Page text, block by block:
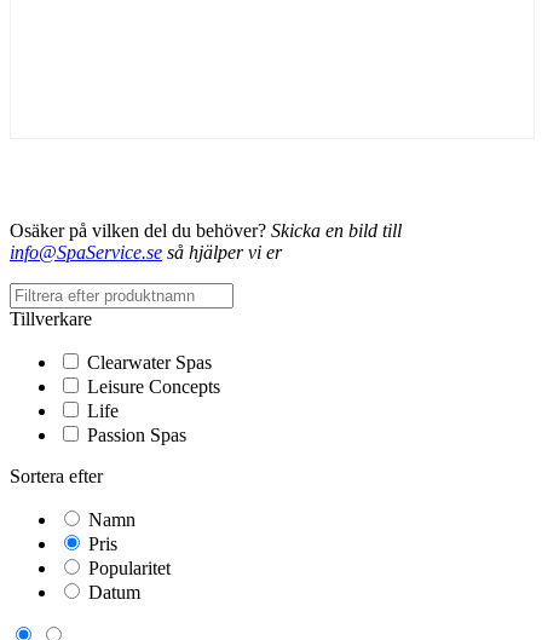
Osäker på vilken del du behöver? Skicka en bild till
info@SpaService.se så hjälper vi er
Tillverkare
Clearwater Spas
Leisure Concepts
Life
Passion Spas
Sortera efter
Namn
Pris
Popularitet
Datum